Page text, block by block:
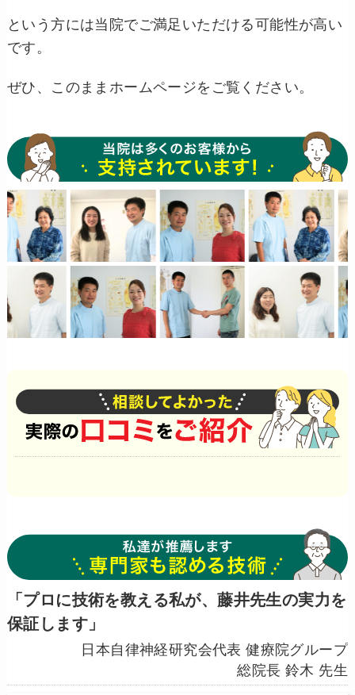
という方には当院でご満足いただける可能性が高い
です。
ぜひ、このままホームページをご覧ください。
「プロに技術を教える私が、藤井先生の実力を
保証します」
日本自律神経研究会代表 健療院グループ
総院長 鈴木 先生